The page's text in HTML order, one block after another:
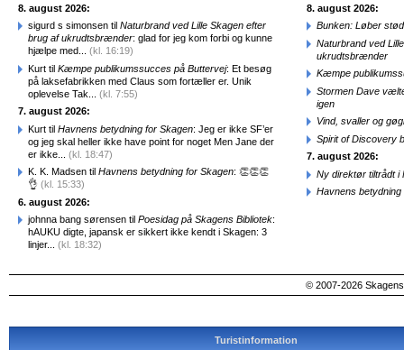
8. august 2026:
sigurd s simonsen til Naturbrand ved Lille Skagen efter
brug af ukrudtsbrænder: glad for jeg kom forbi og kunne
hjælpe med... (kl. 16:19)
Kurt til Kæmpe publikumssucces på Buttervej: Et besøg
på laksefabrikken med Claus som fortæller er. Unik
oplevelse Tak... (kl. 7:55)
7. august 2026:
Kurt til Havnens betydning for Skagen: Jeg er ikke SF’er
og jeg skal heller ikke have point for noget Men Jane der
er ikke... (kl. 18:47)
K. K. Madsen til Havnens betydning for Skagen: 👏👏👏
👌 (kl. 15:33)
6. august 2026:
johnna bang sørensen til Poesidag på Skagens Bibliotek:
hAUKU digte, japansk er sikkert ikke kendt i Skagen: 3
linjer... (kl. 18:32)
8. august 2026:
Bunken: Løber
Naturbrand ved
ukrudtsbrænder
Kæmpe
Stormen Dave
igen
Vind, svaller og
Spirit of Discovery
7. august 2026:
Ny direktør tiltrådt i
Havnens betydning
© 2007-2026
Turistinformation